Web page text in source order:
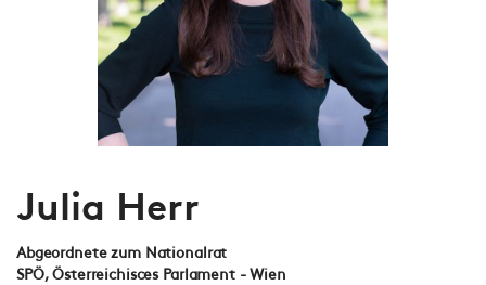
Julia Herr
Abgeordnete zum Nationalrat
SPÖ, Österreichisces Parlament - Wien